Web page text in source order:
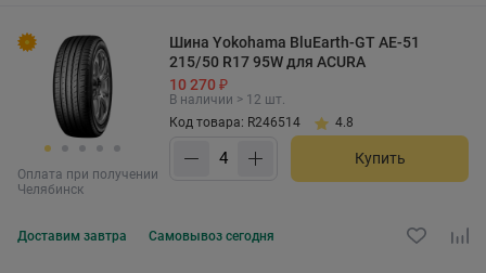
Оплата при получении
Челябинск
Шина Yokohama BluEarth-GT AE-51
215/50 R17 95W для ACURA
10 270 ₽
В наличии > 12 шт.
Код товара: R246514
4.8
Купить
Доставим завтра Самовывоз сегодня